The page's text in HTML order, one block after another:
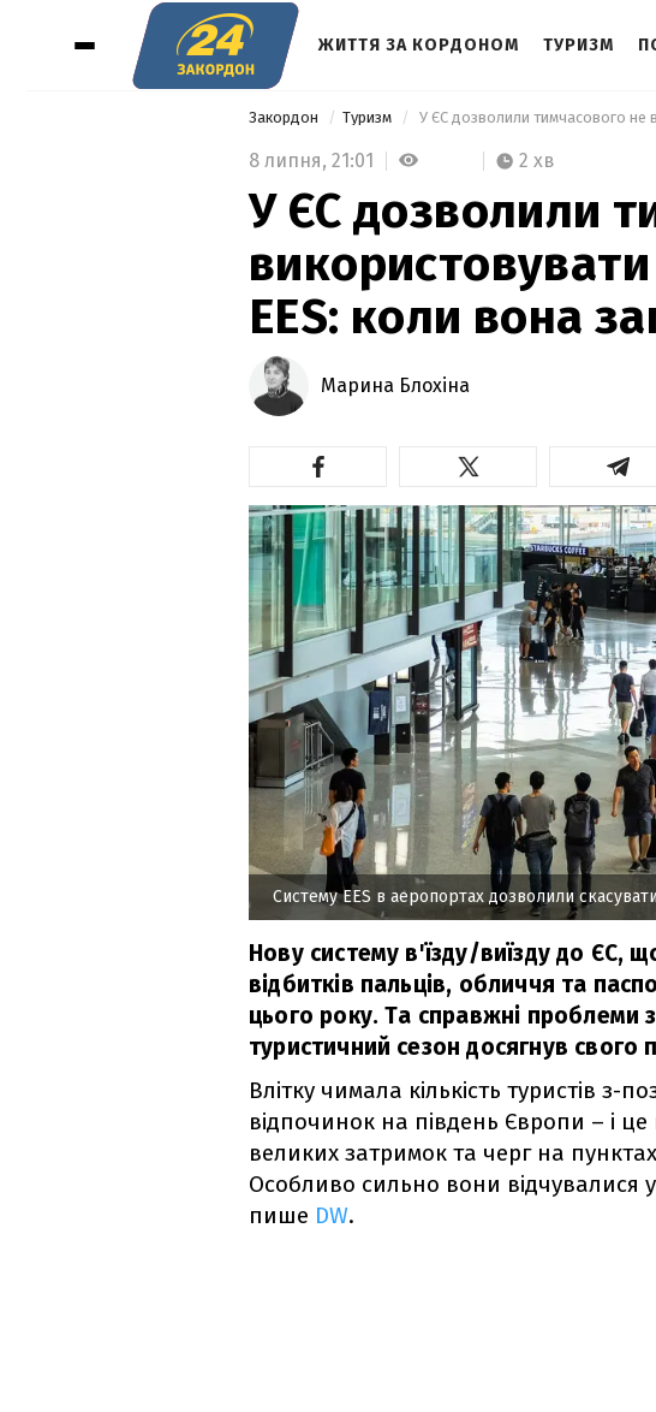
ЖИТТЯ ЗА КОРДОНОМ ТУРИЗМ
Закордон Туризм
8 липня, 21:01 2 хв
У ЄС дозволили
EES: коли вона
Марина Блохіна
Систему EES в аеропортах дозволили
Нову систему в'їзду/виїзду до ЄС,
відбитків пальців, обличчя та
цього року. Та справжні проблеми
туристичний сезон досягнув свого
Влітку чимала кількість туристів
відпочинок на південь Європи – і
великих затримок та черг на
Особливо сильно вони відчувалися
пише DW.